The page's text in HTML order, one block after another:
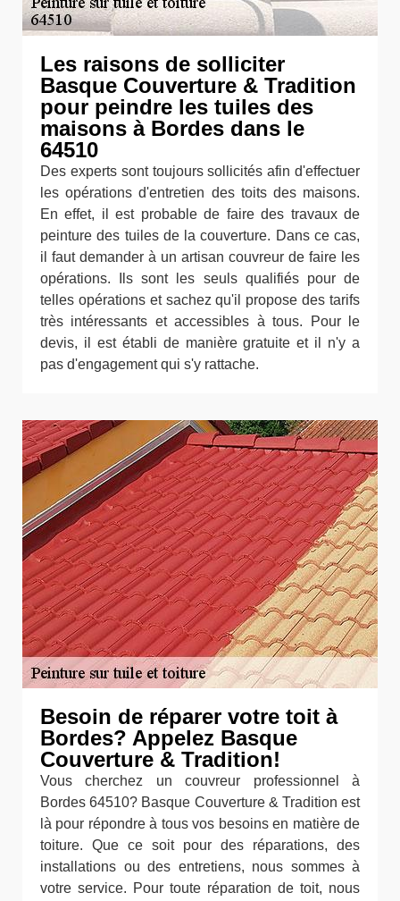
Les raisons de solliciter
Basque Couverture & Tradition
pour peindre les tuiles des
maisons à Bordes dans le
64510
Des experts sont toujours sollicités afin d'effectuer
les opérations d'entretien des toits des maisons.
En effet, il est probable de faire des travaux de
peinture des tuiles de la couverture. Dans ce cas,
il faut demander à un artisan couvreur de faire les
opérations. Ils sont les seuls qualifiés pour de
telles opérations et sachez qu'il propose des tarifs
très intéressants et accessibles à tous. Pour le
devis, il est établi de manière gratuite et il n'y a
pas d'engagement qui s'y rattache.
Besoin de réparer votre toit à
Bordes? Appelez Basque
Couverture & Tradition!
Vous cherchez un couvreur professionnel à
Bordes 64510? Basque Couverture & Tradition est
là pour répondre à tous vos besoins en matière de
toiture. Que ce soit pour des réparations, des
installations ou des entretiens, nous sommes à
votre service. Pour toute réparation de toit, nous